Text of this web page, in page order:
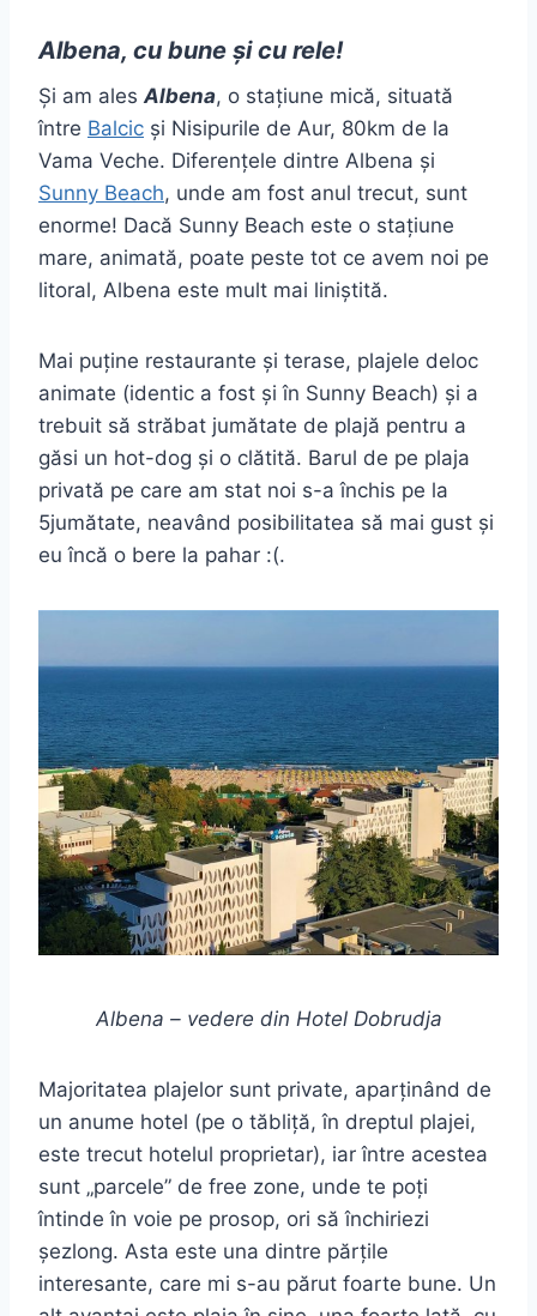
Albena, cu bune și cu rele!
Și am alesAlbena, o stațiune mică, situată
între Balcic și Nisipurile de Aur, 80km de la
Vama Veche. Diferențele dintre Albena și
Sunny Beach, unde am fost anul trecut, sunt
enorme! Dacă Sunny Beach este o stațiune
mare, animată, poate peste tot ce avem noi pe
litoral, Albena este mult mai liniștită.
Mai puține restaurante și terase, plajele deloc
animate (identic a fost și în Sunny Beach) și a
trebuit să străbat jumătate de plajă pentru a
găsi un hot-dog și o clătită. Barul de pe plaja
privată pe care am stat noi s-a închis pe la
5jumătate, neavând posibilitatea să mai gust și
eu încă o bere la pahar :(.
Albena – vedere din Hotel Dobrudja
Majoritatea plajelor sunt private, aparținând de
un anume hotel (pe o tăbliță, în dreptul plajei,
este trecut hotelul proprietar), iar între acestea
sunt „parcele” de free zone, unde te poți
întinde în voie pe prosop, ori să închiriezi
șezlong. Asta este una dintre părțile
interesante, care mi s-au părut foarte bune. Un